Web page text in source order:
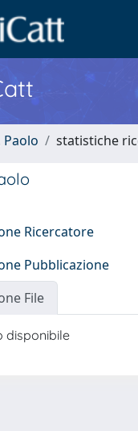
Paolo statistiche
Ricercatore
Pubblicazione
File
disponibile